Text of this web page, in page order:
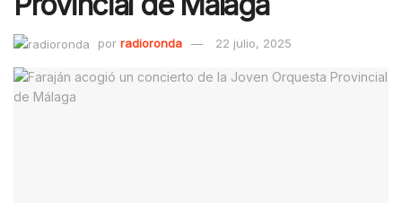
por radioronda 22 julio, 2025